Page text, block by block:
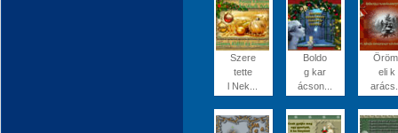
Szere
tette
l Nek...
Boldo
g kar
ácson...
eli k